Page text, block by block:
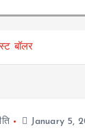
बॉलर
January 5,